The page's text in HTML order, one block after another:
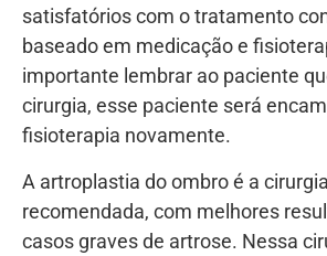
satisfatórios com o tratamento
baseado em medicação e
importante lembrar ao paciente
cirurgia, esse paciente será
fisioterapia novamente.
A artroplastia do ombro é a
recomendada, com melhores
casos graves de artrose. Nessa